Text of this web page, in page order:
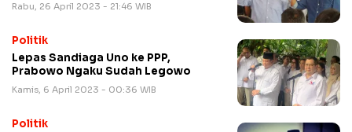
Rabu, 26 April 2023 - 21:46 WIB
Politik
Lepas Sandiaga Uno ke PPP,
Prabowo Ngaku Sudah Legowo
Kamis, 6 April 2023 - 00:36 WIB
Politik